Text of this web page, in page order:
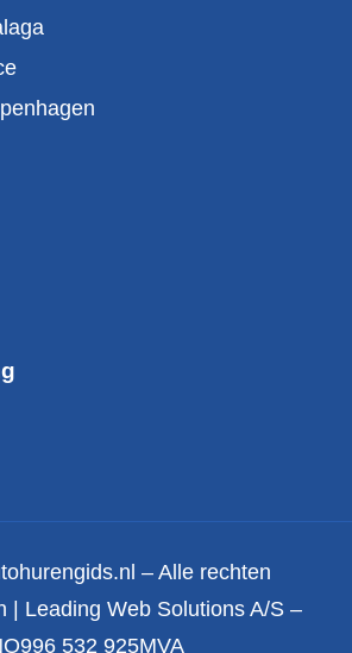
– Alle rechten
| Leading Web Solutions A/S –
532 925MVA